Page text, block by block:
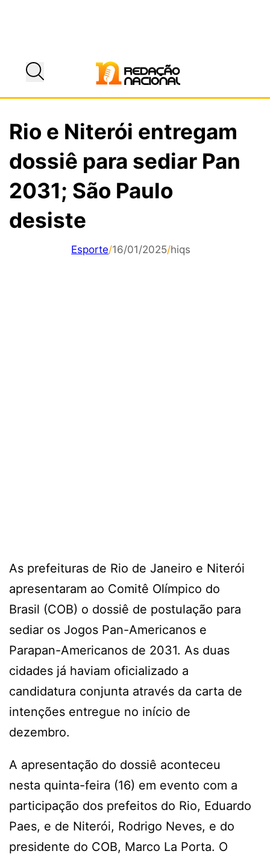
Rio e Niterói entregam
dossiê para sediar Pan
2031; São Paulo
desiste
Esporte/16/01/2025/hiqs
As prefeituras de Rio de Janeiro e Niterói
apresentaram ao Comitê Olímpico do
Brasil (COB) o dossiê de postulação para
sediar os Jogos Pan-Americanos e
Parapan-Americanos de 2031. As duas
cidades já haviam oficializado a
candidatura conjunta através da carta de
intenções entregue no início de
dezembro.
A apresentação do dossiê aconteceu
nesta quinta-feira (16) em evento com a
participação dos prefeitos do Rio, Eduardo
Paes, e de Niterói, Rodrigo Neves, e do
presidente do COB, Marco La Porta. O